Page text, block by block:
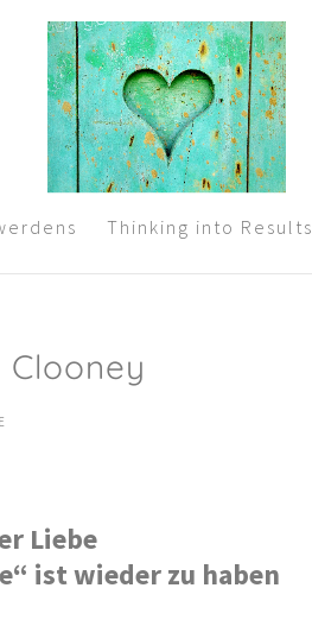
Thinking into Results
Clooney
Liebe
ist wieder zu haben